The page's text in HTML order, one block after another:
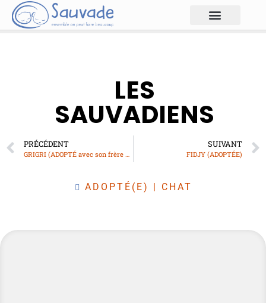
LES
SAUVADIENS
PRÉCÉDENT
GRIGRI (ADOPTÉ avec son frère WHITY)
SUIVANT
FIDJY (ADOPTÉE)
ADOPTÉ(E) | CHAT